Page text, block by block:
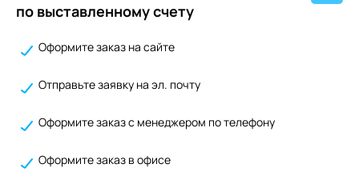
по выставленному счету
Оформите заказ на сайте
Отправьте заявку на эл. почту
Оформите заказ с менеджером по телефону
Оформите заказ в офисе